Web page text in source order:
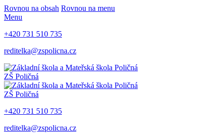
Rovnou na obsah Rovnou na menu
Menu
+420 731 510 735
reditelka@zspolicna.cz
ZŠ Poličná
ZŠ Poličná
+420 731 510 735
reditelka@zspolicna.cz